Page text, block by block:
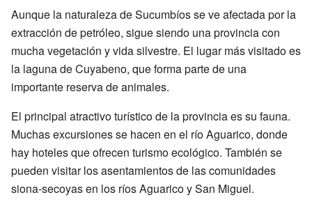
Aunque la naturaleza de Sucumbíos se ve afectada por la
extracción de petróleo, sigue siendo una provincia con
mucha vegetación y vida silvestre. El lugar más visitado es
la laguna de Cuyabeno, que forma parte de una
importante reserva de animales.
El principal atractivo turístico de la provincia es su fauna.
Muchas excursiones se hacen en el río Aguarico, donde
hay hoteles que ofrecen turismo ecológico. También se
pueden visitar los asentamientos de las comunidades
siona-secoyas en los ríos Aguarico y San Miguel.